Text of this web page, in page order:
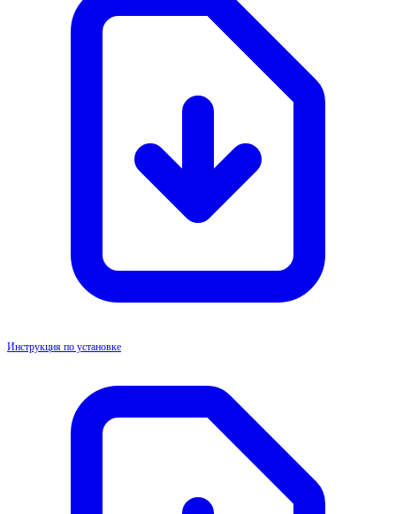
Инструкция по установке